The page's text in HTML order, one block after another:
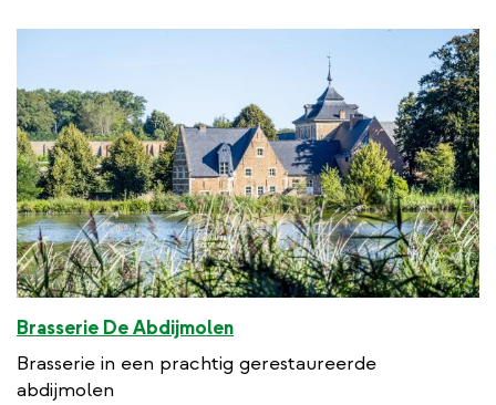
Brasserie De Abdijmolen
Brasserie in een prachtig gerestaureerde
abdijmolen